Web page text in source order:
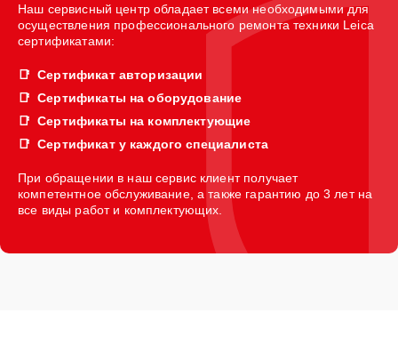
Наш сервисный центр обладает всеми необходимыми для
осуществления профессионального ремонта техники Leica
сертификатами:
Сертификат авторизации
Сертификаты на оборудование
Сертификаты на комплектующие
Сертификат у каждого специалиста
При обращении в наш сервис клиент получает
компетентное обслуживание, а также гарантию до 3 лет на
все виды работ и комплектующих.